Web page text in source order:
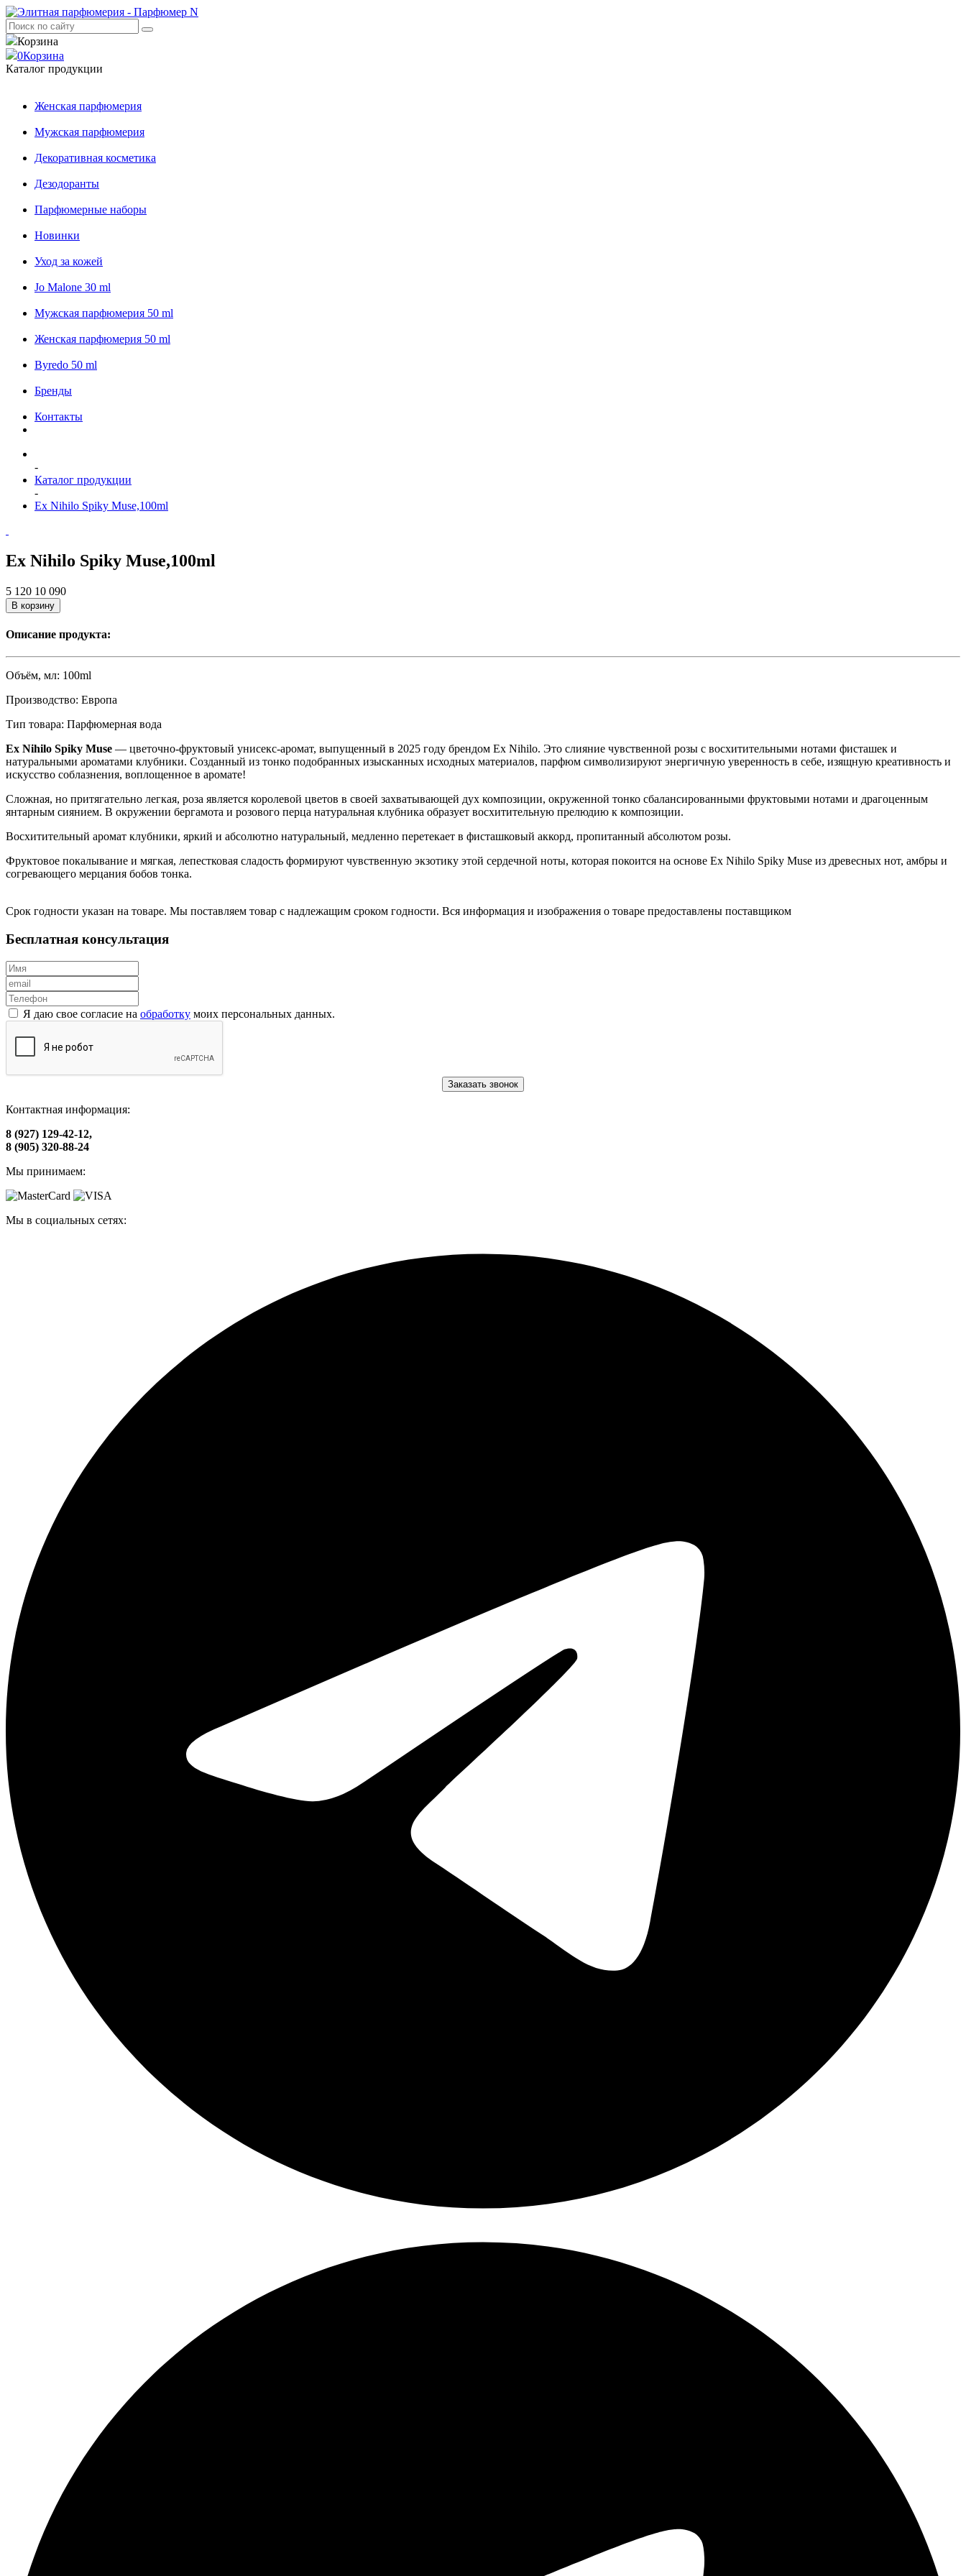
Корзина
0Корзина
Каталог продукции
Женская парфюмерия
Мужская парфюмерия
Декоративная косметика
Дезодоранты
Парфюмерные наборы
Новинки
Уход за кожей
Jo Malone 30 ml
Мужская парфюмерия 50 ml
Женская парфюмерия 50 ml
Byredo 50 ml
Бренды
Контакты
-
Каталог продукции
-
Ex Nihilo Spiky Muse,100ml
Ex Nihilo Spiky Muse,100ml
5 120 10 090
В корзину
Описание продукта:
Объём, мл: 100ml
Производство: Eвропа
Тип товара: Парфюмерная вода
Ex Nihilo Spiky Muse — цветочно-фруктовый унисекс-аромат, выпущенный в 2025 году брендом Ex Nihilo. Это слияние чувственной розы с восхитительными нотами фисташек и
натуральными ароматами клубники. Созданный из тонко подобранных изысканных исходных материалов, парфюм символизируют энергичную уверенность в себе, изящную креативность и
искусство соблазнения, воплощенное в аромате!
Сложная, но притягательно легкая, роза является королевой цветов в своей захватывающей дух композиции, окруженной тонко сбалансированными фруктовыми нотами и драгоценным
янтарным сиянием. В окружении бергамота и розового перца натуральная клубника образует восхитительную прелюдию к композиции.
Восхитительный аромат клубники, яркий и абсолютно натуральный, медленно перетекает в фисташковый аккорд, пропитанный абсолютом розы.
Фруктовое покалывание и мягкая, лепестковая сладость формируют чувственную экзотику этой сердечной ноты, которая покоится на основе Ex Nihilo Spiky Muse из древесных нот, амбры и
согревающего мерцания бобов тонка.
Срок годности указан на товаре. Мы поставляем товар с надлежащим сроком годности. Вся информация и изображения о товаре предоставлены поставщиком
Бесплатная консультация
Я даю свое согласие на обработку моих персональных данных.
Заказать звонок
Контактная информация:
8 (927) 129-42-12,
8 (905) 320-88-24
Мы принимаем:
Мы в социальных сетях: